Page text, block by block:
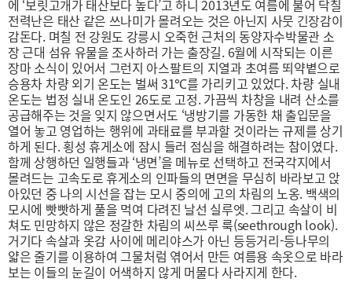
에 ‘보릿고개가 태산보다 높다’고 하니 2013년도 여름에 불어 닥칠
전력난은 태산 같은 쓰나미가 몰려오는 것은 아닌지 사뭇 긴장감이
감돈다. 며칠 전 강원도 강릉시 오죽헌 근처의 동양자수박물관 소
장 근대 섬유 유물을 조사하러 가는 출장길. 6월에 시작되는 이른
장마 소식이 있어서 그런지 아스팔트의 지열과 초여름 뙤약볕으로
승용차 차량 외기 온도는 벌써 31℃를 가리키고 있었다. 차량 실내
온도는 법정 실내 온도인 26도로 고정. 가끔씩 차창을 내려 산소를
공급해주는 것을 잊지 않으면서도 ‘냉방기를 가동한 채 출입문을
열어 놓고 영업하는 행위에 과태료를 부과할 것이라는 규제를 상기
하게 된다.횡성 휴게소에 잠시 들러 점심을 해결하려는 참이였다.
함께 상행하던 일행들과 ‘냉면’을 메뉴로 선택하고 전국각지에서
몰려드는 고속도로휴게소의 인파들의 면면을 무심히 바라보고 앉
아있던 중 나의 시선을 잡는 모시 중의에 고의 차림의 노옹. 백색의
모시에 빳빳하게 풀을 먹여 다려진 날선 실루엣. 그리고 속살이 비
쳐도 민망하지 않은 정갈한 차림의 씨쓰루 룩(seethrough look).
거기다 속살과 옷감 사이에 메리야스가 아닌 등등거리-등나무의
얇은 줄기를 이용하여 그물처럼 엮어서 만든 여름용 속옷으로 바라
보는 이들의 눈길이 어색하지 않게 머물다 사라지게 한다.